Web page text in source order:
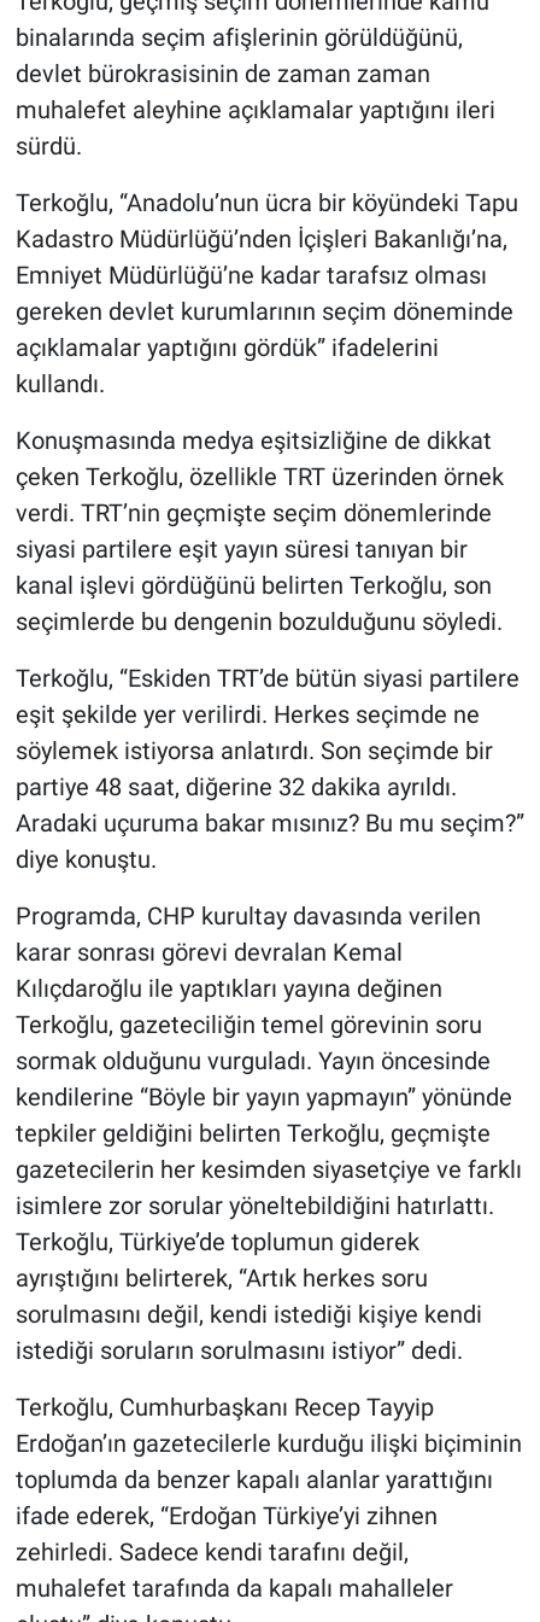
binalarında seçim afişlerinin görüldüğünü,
devlet bürokrasisinin de zaman zaman
muhalefet aleyhine açıklamalar yaptığını ileri
sürdü.
Terkoğlu, “Anadolu’nun ücra bir köyündeki Tapu
Kadastro Müdürlüğü’nden İçişleri Bakanlığı’na,
Emniyet Müdürlüğü’ne kadar tarafsız olması
gereken devlet kurumlarının seçim döneminde
açıklamalar yaptığını gördük” ifadelerini
kullandı.
Konuşmasında medya eşitsizliğine de dikkat
çeken Terkoğlu, özellikle TRT üzerinden örnek
verdi. TRT’nin geçmişte seçim dönemlerinde
siyasi partilere eşit yayın süresi tanıyan bir
kanal işlevi gördüğünü belirten Terkoğlu, son
seçimlerde bu dengenin bozulduğunu söyledi.
Terkoğlu, “Eskiden TRT’de bütün siyasi partilere
eşit şekilde yer verilirdi. Herkes seçimde ne
söylemek istiyorsa anlatırdı. Son seçimde bir
partiye 48 saat, diğerine 32 dakika ayrıldı.
Aradaki uçuruma bakar mısınız? Bu mu seçim?”
diye konuştu.
Programda, CHP kurultay davasında verilen
karar sonrası görevi devralan Kemal
Kılıçdaroğlu ile yaptıkları yayına değinen
Terkoğlu, gazeteciliğin temel görevinin soru
sormak olduğunu vurguladı. Yayın öncesinde
kendilerine “Böyle bir yayın yapmayın” yönünde
tepkiler geldiğini belirten Terkoğlu, geçmişte
gazetecilerin her kesimden siyasetçiye ve farklı
isimlere zor sorular yöneltebildiğini hatırlattı.
Terkoğlu, Türkiye’de toplumun giderek
ayrıştığını belirterek, “Artık herkes soru
sorulmasını değil, kendi istediği kişiye kendi
istediği soruların sorulmasını istiyor” dedi.
Terkoğlu, Cumhurbaşkanı Recep Tayyip
Erdoğan’ın gazetecilerle kurduğu ilişki biçiminin
toplumda da benzer kapalı alanlar yarattığını
ifade ederek, “Erdoğan Türkiye’yi zihnen
zehirledi. Sadece kendi tarafını değil,
muhalefet tarafında da kapalı mahalleler